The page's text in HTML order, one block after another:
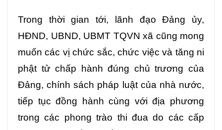
Trong thời gian tới, lãnh đạo Đảng ủy,
HĐND, UBND, UBMT TQVN xã cũng mong
muốn các vị chức sắc, chức việc và tăng ni
phật tử chấp hành đúng chủ trương của
Đảng, chính sách pháp luật của nhà nước,
tiếp tục đồng hành cùng với địa phương
trong các phong trào thi đua do các cấp